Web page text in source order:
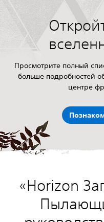
Просмотрите полный
больше подробностей
центре
«Horizon